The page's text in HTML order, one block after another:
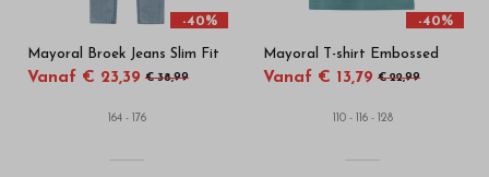
Bestel
kinderkleding
-40%
Mayoral Broek Jeans Slim Fit
Vanaf € 23,39 € 38,99
164 - 176
-40%
Mayoral T-shirt Embossed
Vanaf € 13,79 € 22,99
110 - 116 - 128